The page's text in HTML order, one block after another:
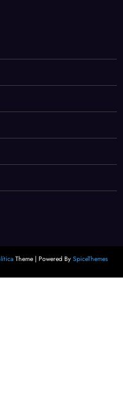
Theme | Powered By SpiceThemes